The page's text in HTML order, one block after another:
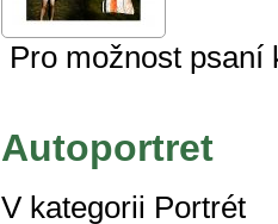
Pro možnost
Autoportret
V kategorii Portrét